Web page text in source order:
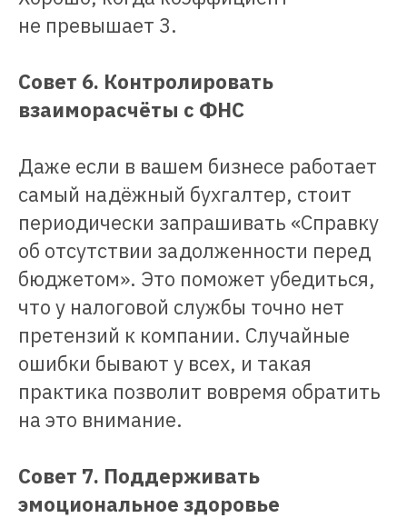
не превышает 3.
Совет 6. Контролировать
взаиморасчёты с ФНС
Даже если в вашем бизнесе работает
самый надёжный бухгалтер, стоит
периодически запрашивать «Справку
об отсутствии задолженности перед
бюджетом». Это поможет убедиться,
что у налоговой службы точно нет
претензий к компании. Случайные
ошибки бывают у всех, и такая
практика позволит вовремя обратить
на это внимание.
Совет 7. Поддерживать
эмоциональное здоровье